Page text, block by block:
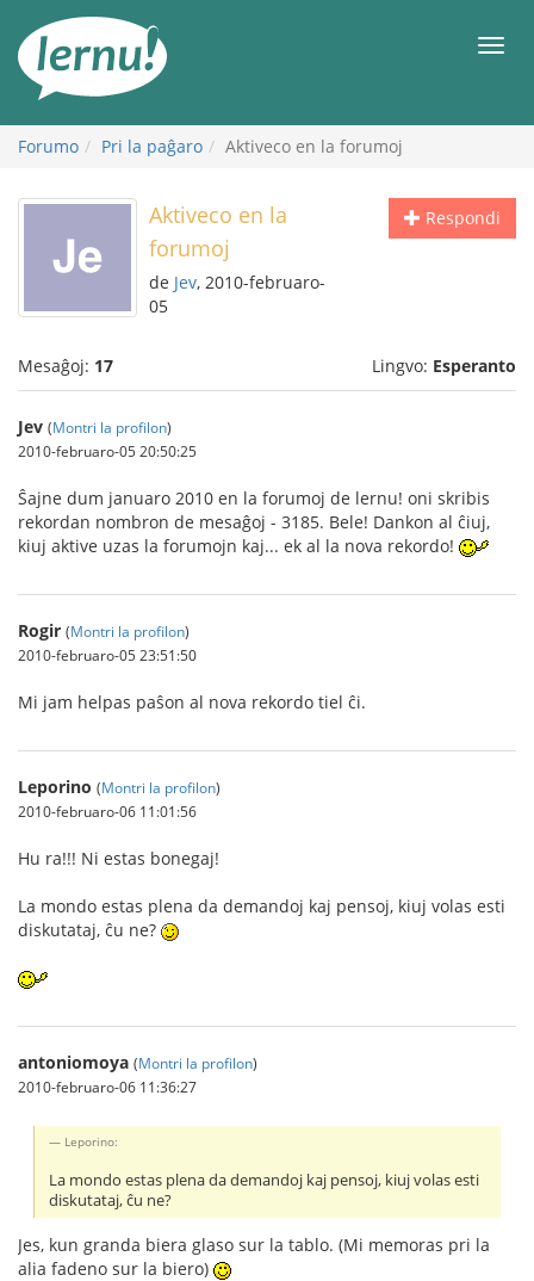
enhavo
Forumo Pri la paĝaro Aktiveco en la forumoj
Respondi
Aktiveco en la
forumoj
de Jev, 2010-februaro-
05
Mesaĝoj: 17 Lingvo: Esperanto
Jev (Montri la profilon)
2010-februaro-05 20:50:25
Ŝajne dum januaro 2010 en la forumoj de lernu! oni skribis
rekordan nombron de mesaĝoj - 3185. Bele! Dankon al ĉiuj,
kiuj aktive uzas la forumojn kaj... ek al la nova rekordo!
Rogir (Montri la profilon)
2010-februaro-05 23:51:50
Mi jam helpas paŝon al nova rekordo tiel ĉi.
Leporino (Montri la profilon)
2010-februaro-06 11:01:56
Hu ra!!! Ni estas bonegaj!
La mondo estas plena da demandoj kaj pensoj, kiuj volas esti
diskutataj, ĉu ne?
antoniomoya (Montri la profilon)
2010-februaro-06 11:36:27
Leporino:
La mondo estas plena da demandoj kaj pensoj, kiuj volas esti
diskutataj, ĉu ne?
Jes, kun granda biera glaso sur la tablo. (Mi memoras pri la
alia fadeno sur la biero)